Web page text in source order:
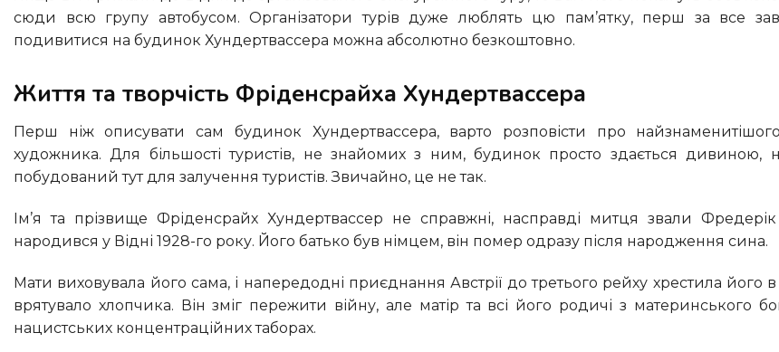
сюди всю групу автобусом. Організатори турів дуже люблять цю пам’ятку, перш за все
подивитися на будинок Хундертвассера можна абсолютно безкоштовно.
Життя та творчість Фріденсрайха Хундертвассера
Перш ніж описувати сам будинок Хундертвассера, варто розповісти про найзнаменитішого австрійського
художника. Для більшості туристів, не знайомих з ним, будинок просто здається дивиною,
побудований тут для залучення туристів. Звичайно, це не так.
Ім’я та прізвище Фріденсрайх Хундертвассер не справжні, насправді митця звали Фредерік Стовассер. Він
народився у Відні 1928-го року. Його батько був німцем, він помер одразу після народження сина.
Мати виховувала його сама, і напередодні приєднання Австрії до третього рейху хрестила його в католицтво, що
врятувало хлопчика. Він зміг пережити війну, але матір та всі його родичі з материнського
нацистських концентраційних таборах.